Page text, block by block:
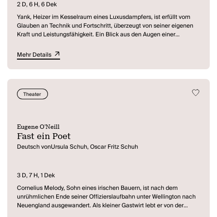
sicht- und hörbar begleitet.
2 D, 6 H, 6 Dek
Yank, Heizer im Kesselraum eines Luxusdampfers, ist erfüllt vom
Glauben an Technik und Fortschritt, überzeugt von seiner eigenen
Kraft und Leistungsfähigkeit. Ein Blick aus den Augen einer
hinuntersteigt, löst in ihm ein plötzlilches Erkennen seiner Situation
aus: Er begreift sich als minderwertige Kreatur, als haarigen Affen,
der nirgends dazugehört. Sein Rachefeldzug führt ihn auf die
mondäne Fifth Avenue, doch sein Versuch, Passanten zu
provozieren, scheitert an deren kühler Überlegenheit. Schließlich
wird er von der Polizei niedergeknüppelt und ins Gefängnis
freigelassene Affe zerquetscht ihn in tödlicher Umamung.
Mehr Details
Theater
Eugene O'Neill
Fast ein Poet
Deutsch vonUrsula Schuh, Oscar Fritz Schuh
3 D, 7 H, 1 Dek
Cornelius Melody, Sohn eines irischen Bauern, ist nach dem
unrühmlichen Ende seiner Offizierslaufbahn unter Wellington nach
Neuengland ausgewandert. Als kleiner Gastwirt lebt er von der